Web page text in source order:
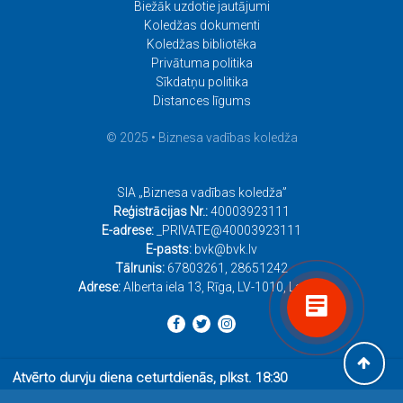
Biežāk uzdotie jautājumi
Koledžas dokumenti
Koledžas bibliotēka
Privātuma politika
Sīkdatņu politika
Distances līgums
© 2025 • Biznesa vadības koledža
SIA „Biznesa vadības koledža”
Reģistrācijas Nr.:40003923111
E-adrese: _PRIVATE@40003923111
E-pasts: bvk@bvk.lv
Tālrunis: 67803261
28651242
Adrese:Alberta iela 13, Rīga, LV-1010, Latvija
Atvērto durvju diena ceturtdienās, plkst. 18:30